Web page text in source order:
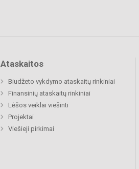
Ataskaitos
Biudžeto vykdymo ataskaitų rinkiniai
Finansinių ataskaitų rinkiniai
Lėšos veiklai viešinti
Projektai
Viešieji pirkimai